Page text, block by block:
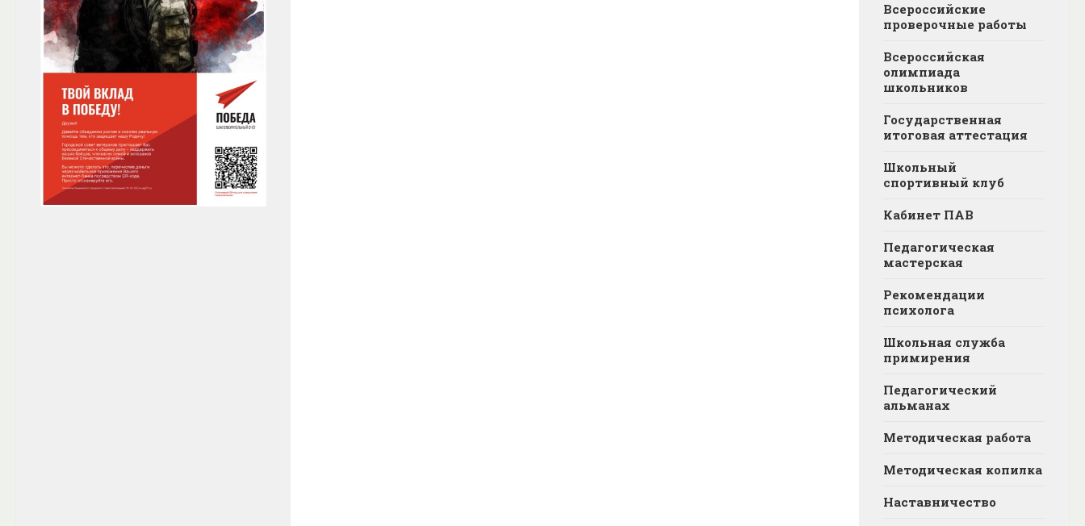
Всероссийские
проверочные работы
Всероссийская
олимпиада
школьников
Государственная
итоговая аттестация
Школьный
спортивный клуб
Кабинет ПАВ
Педагогическая
мастерская
Рекомендации
психолога
Школьная служба
примирения
Педагогический
альманах
Методическая работа
Методическая копилка
Наставничество